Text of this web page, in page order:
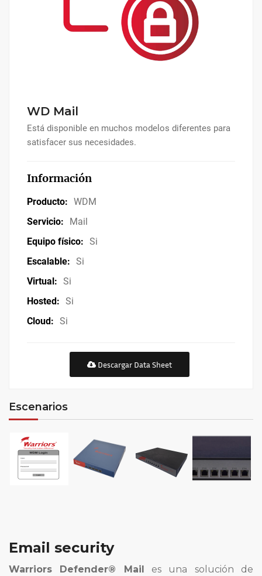
WD Mail
Está disponible en muchos modelos diferentes para
satisfacer sus necesidades.
Información
Producto: WDM
Servicio:
Mail
Equipo físico: Si
Escalable: Si
Virtual: Si
Hosted: Si
Cloud: Si
Descargar Data Sheet
Escenarios
Email security
Warriors Defender® Mail es una solución de